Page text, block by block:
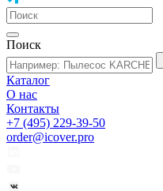
Поиск
Каталог
О нас
Контакты
+7 (495) 229-39-50
order@icover.pro